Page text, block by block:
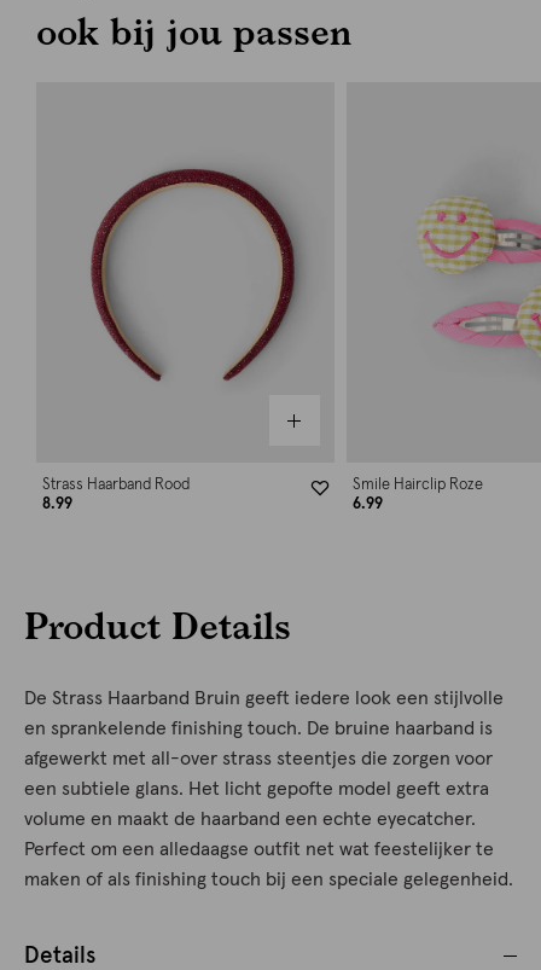
ook bij jou passen
Strass Haarband Rood
8.99
Smile Hairclip Roze
6.99
Product Details
De Strass Haarband Bruin geeft iedere look een stijlvolle
en sprankelende finishing touch. De bruine haarband is
afgewerkt met all-over strass steentjes die zorgen voor
een subtiele glans. Het licht gepofte model geeft extra
volume en maakt de haarband een echte eyecatcher.
Perfect om een alledaagse outfit net wat feestelijker te
maken of als finishing touch bij een speciale gelegenheid.
Details